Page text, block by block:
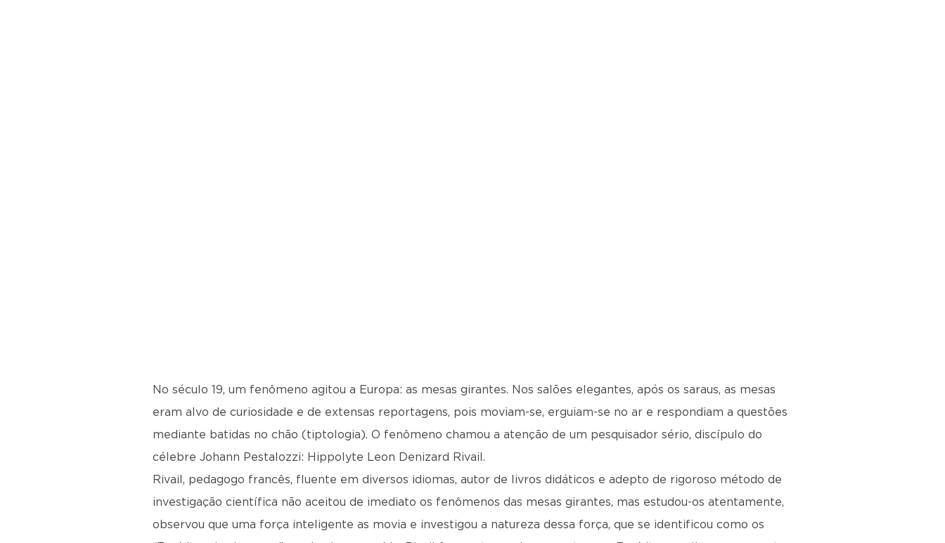
No século 19, um fenômeno agitou a Europa: as mesas girantes. Nos salões elegantes, após os saraus, as mesas
eram alvo de curiosidade e de extensas reportagens, pois moviam-se, erguiam-se no ar e respondiam a questões
mediante batidas no chão (tiptologia). O fenômeno chamou a atenção de um pesquisador sério, discípulo do
célebre Johann Pestalozzi: Hippolyte Leon Denizard Rivail.
Rivail, pedagogo francês, fluente em diversos idiomas, autor de livros didáticos e adepto de rigoroso método de
investigação científica não aceitou de imediato os fenômenos das mesas girantes, mas estudou-os atentamente,
observou que uma força inteligente as movia e investigou a natureza dessa força, que se identificou como os